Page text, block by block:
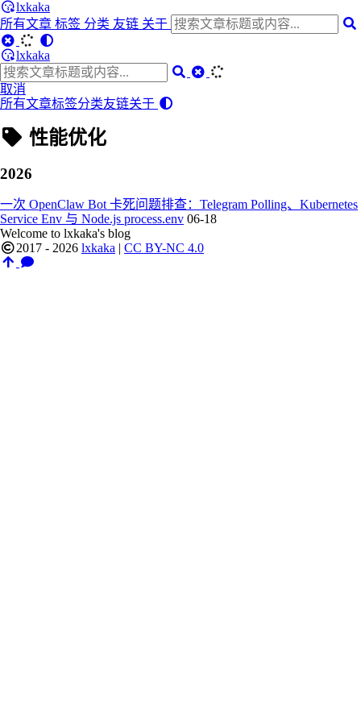
lxkaka
所有文章 标签 分类 友链 关于
lxkaka
取消
所有文章标签分类友链关于
性能优化
2026
一次 OpenClaw Bot 卡死问题排查：Telegram Polling、Kubernetes
Service Env 与 Node.js process.env 06-18
Welcome to lxkaka's blog
2017 - 2026 lxkaka | CC BY-NC 4.0